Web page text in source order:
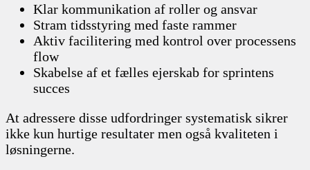
Klar kommunikation af roller og ansvar
Stram tidsstyring med faste rammer
Aktiv facilitering med kontrol over processens
flow
Skabelse af et fælles ejerskab for sprintens
succes
At adressere disse udfordringer systematisk sikrer
ikke kun hurtige resultater men også kvaliteten i
løsningerne.